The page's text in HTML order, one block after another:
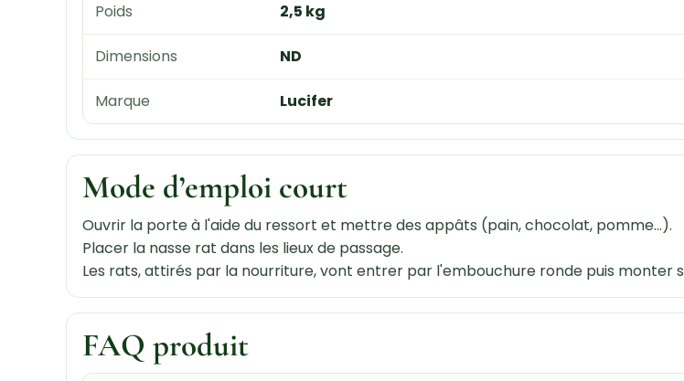
Poids 2,5 kg
Dimensions ND
Marque Lucifer
Mode d’emploi court
Ouvrir la porte à l'aide du ressort et mettre des appâts (pain, chocolat, pomme...).
Placer la nasse rat dans les lieux de passage.
Les rats, attirés par la nourriture, vont entrer par l'embouchure ronde puis monter
FAQ produit